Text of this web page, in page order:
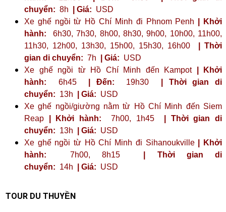
chuyển: 8h | Giá: USD
Xe ghế ngồi từ Hồ Chí Minh đi Phnom Penh
| Khởi
hành: 6h30, 7h30, 8h00, 8h30, 9h00, 10h00, 11h00,
11h30, 12h00, 13h30, 15h00, 15h30, 16h00
| Thời
gian di chuyển: 7h | Giá: USD
Xe ghế ngồi từ Hồ Chí Minh đến Kampot
| Khởi
hành: 6h45 | Đến: 19h30
| Thời gian di
chuyển: 13h | Giá: USD
Xe ghế ngồi/giường nằm từ Hồ Chí Minh đến Siem
Reap
| Khởi hành: 7h00, 1h45
| Thời gian di
chuyển: 13h | Giá: USD
Xe ghế ngồi từ Hồ Chí Minh đi Sihanoukville
| Khởi
hành: 7h00, 8h15
| Thời gian di
chuyển: 14h | Giá: USD
TOUR DU THUYỀN